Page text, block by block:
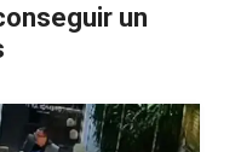
un